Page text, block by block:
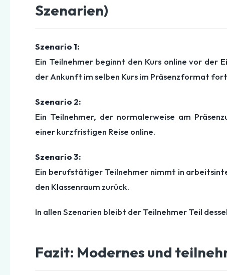
Szenarien)
Szenario 1:
Ein Teilnehmer beginnt den Kurs online vor der
der Ankunft im selben Kurs im Präsenzformat
Szenario 2:
Ein Teilnehmer, der normalerweise am
einer kurzfristigen Reise online.
Szenario 3:
Ein berufstätiger Teilnehmer nimmt in
den Klassenraum zurück.
In allen Szenarien bleibt der Teilnehmer Teil
Fazit: Modernes und